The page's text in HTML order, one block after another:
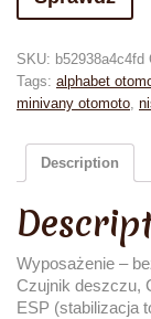
SKU: b52938a4c4fd
Tags: alphabet
minivany otomoto,
Description
Wyposażenie –
Czujnik deszczu,
ESP (stabilizacja